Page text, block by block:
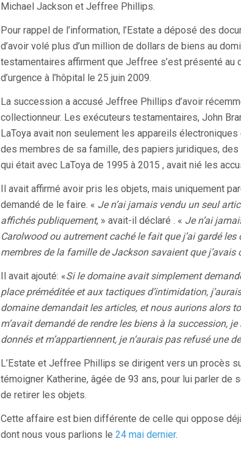
Michael Jackson et Jeffree Phillips.
Pour rappel de l’information, l’Estate a déposé des
d’avoir volé plus d’un million de dollars de biens au
testamentaires affirment que Jeffree s’est présenté au
d’urgence à l’hôpital le 25 juin 2009.
La succession a accusé Jeffree Phillips d’avoir
collectionneur. Les exécuteurs testamentaires, John
LaToya avait non seulement les appareils
des membres de sa famille, des papiers juridiques,
qui était avec LaToya de 1995 à 2015 , avait nié les
Il avait affirmé avoir pris les objets, mais uniquement
demandé de le faire. « Je n’ai jamais vendu un seul
affichés publiquement, » avait-il déclaré . « Je n’ai
Carolwood ou autrement caché le fait que j’ai gardé
membres de la famille de Jackson savaient que j’avais
Il avait ajouté: «Si le domaine avait simplement
place préméditée et aux tactiques d’intimidation,
domaine demandait les articles, et nous aurions alors
m’avait demandé de rendre les biens à la succession,
donnés et m’appartiennent, je n’aurais pas refusé une
L’Estate et Jeffree Phillips se dirigent vers un procès
témoigner Katherine, âgée de 93 ans, pour lui parler
de retirer les objets.
Cette affaire est bien différente de celle qui oppose
dont nous vous parlions le 24 mai dernier.